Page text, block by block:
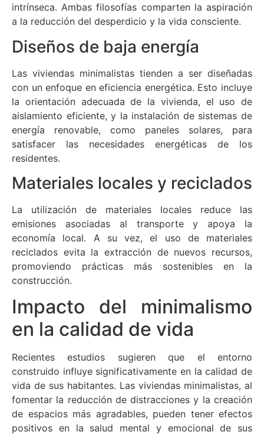
intrínseca. Ambas filosofías comparten la aspiración
a la reducción del desperdicio y la vida consciente.
Diseños de baja energía
Las viviendas minimalistas tienden a ser diseñadas
con un enfoque en eficiencia energética. Esto incluye
la orientación adecuada de la vivienda, el uso de
aislamiento eficiente, y la instalación de sistemas de
energía renovable, como paneles solares, para
satisfacer las necesidades energéticas de los
residentes.
Materiales locales y reciclados
La utilización de materiales locales reduce las
emisiones asociadas al transporte y apoya la
economía local. A su vez, el uso de materiales
reciclados evita la extracción de nuevos recursos,
promoviendo prácticas más sostenibles en la
construcción.
Impacto del minimalismo
en la calidad de vida
Recientes estudios sugieren que el entorno
construido influye significativamente en la calidad de
vida de sus habitantes. Las viviendas minimalistas, al
fomentar la reducción de distracciones y la creación
de espacios más agradables, pueden tener efectos
positivos en la salud mental y emocional de sus